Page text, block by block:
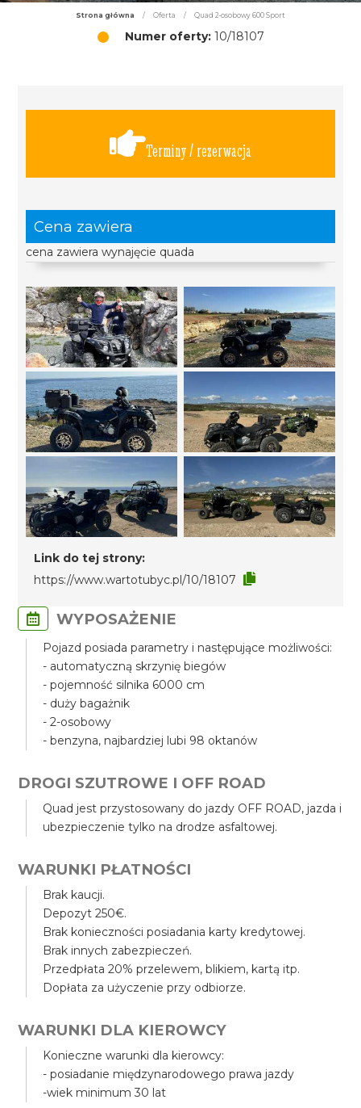
Strona główna / Oferta / Quad 2-osobowy 600 Sport
Numer oferty:10/18107
Terminy / rezerwacja
Cena zawiera
cena zawiera wynajęcie quada
Link do tej strony:
https://www.wartotubyc.pl/10/18107
WYPOSAŻENIE
Pojazd posiada parametry i następujące możliwości:
- automatyczną skrzynię biegów
- pojemność silnika 6000 cm
- duży bagażnik
- 2-osobowy
- benzyna, najbardziej lubi 98 oktanów
DROGI SZUTROWE I OFF ROAD
Quad jest przystosowany do jazdy OFF ROAD, jazda i
ubezpieczenie tylko na drodze asfaltowej.
WARUNKI PŁATNOŚCI
Brak kaucji.
Depozyt 250€.
Brak konieczności posiadania karty kredytowej.
Brak innych zabezpieczeń.
Przedpłata 20% przelewem, blikiem, kartą itp.
Dopłata za użyczenie przy odbiorze.
WARUNKI DLA KIEROWCY
Konieczne warunki dla kierowcy:
- posiadanie międzynarodowego prawa jazdy
-wiek minimum 30 lat